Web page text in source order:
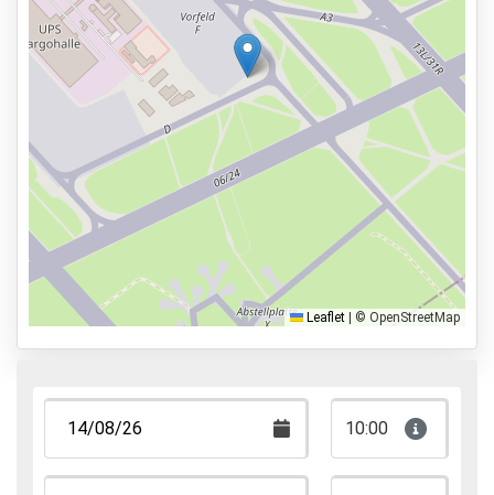
Services
24 uur per dag geopend
Vooraf reserveren
100m naar vertrekhal
Parkeervormen
Shuttle Parking
Valet Parking
Park & Walk
Leaflet © OpenStreetMap
10:00